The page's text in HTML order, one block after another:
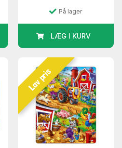
På lager
LÆG I KURV
Lav pris